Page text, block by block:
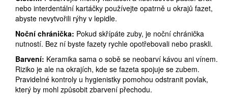
nebo interdentální kartáčky používejte opatrně u okrajů fazet,
abyste nevytvořili rýhy v lepidle.
Noční chránička: Pokud skřípáte zuby, je noční chránička
nutností. Bez ní byste fazety rychle opotřebovali nebo praskli.
Barvení: Keramika sama o sobě se neobarví kávou ani vínem.
Riziko je ale na okrajích, kde se fazeta spojuje se zubem.
Pravidelné kontroly u hygienistky pomohou odstranit povlak,
který by mohl způsobit zbarvení přechodu.